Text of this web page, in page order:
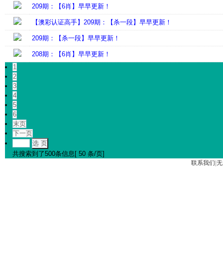
209期：【6肖】早早更新！
【澳彩认证高手】209期：【杀一段】早早更新！
209期：【杀一段】早早更新！
208期：【6肖】早早更新！
1
2
3
4
5
6
末页
下一页
选 页
共搜索到了500条信息[ 50 条/页]
联系我们